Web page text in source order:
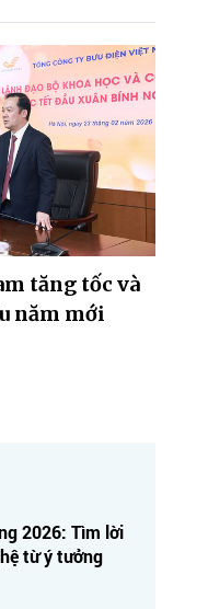
tăng tốc và
năm mới
2026: Tìm lời
từ ý tưởng